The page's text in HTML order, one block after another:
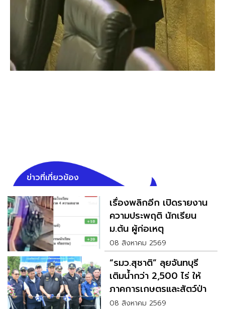
ข่าวที่เกี่ยวข้อง
เรื่องพลิกอีก เปิดรายงาน
ความประพฤติ นักเรียน
ม.ต้น ผู้ก่อเหตุ
08 สิงหาคม 2569
“รมว.สุชาติ” ลุยจันทบุรี
เติมน้ำกว่า 2,500 ไร่ ให้
ภาคการเกษตรและสัตว์ป่า
08 สิงหาคม 2569